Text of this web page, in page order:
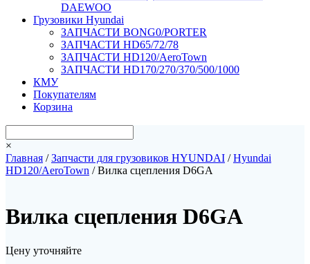
DAEWOO
Грузовики Hyundai
ЗАПЧАСТИ BONG0/PORTER
ЗАПЧАСТИ HD65/72/78
ЗАПЧАСТИ HD120/AeroTown
ЗАПЧАСТИ HD170/270/370/500/1000
КМУ
Покупателям
Корзина
×
Главная /Запчасти для грузовиков HYUNDAI /Hyundai
HD120/AeroTown / Вилка сцепления D6GA
Вилка сцепления D6GA
Цену уточняйте